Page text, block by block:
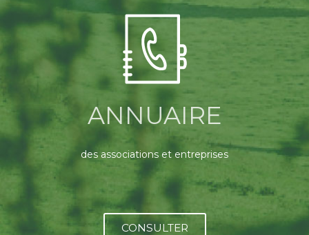
ANNUAIRE
des associations et entreprises
CONSULTER